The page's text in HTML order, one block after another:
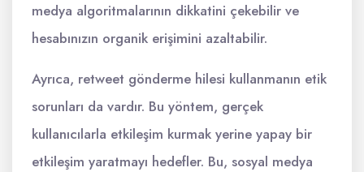
medya algoritmalarının dikkatini çekebilir ve
hesabınızın organik erişimini azaltabilir.
Ayrıca, retweet gönderme hilesi kullanmanın etik
sorunları da vardır. Bu yöntem, gerçek
kullanıcılarla etkileşim kurmak yerine yapay bir
etkileşim yaratmayı hedefler. Bu, sosyal medya